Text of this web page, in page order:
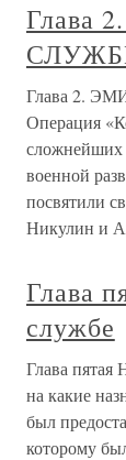
Глава
Глава 2.
Операция
сложнейших
военной
посвятили
Никулин и
Глава
службе
Глава пятая
на какие
был
которому